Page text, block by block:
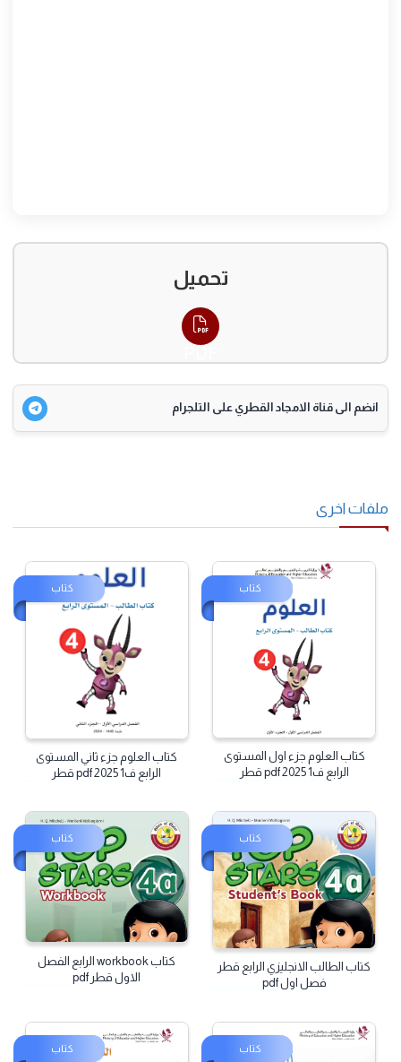
تحميل
PDF
اخرى
كتاب
كتاب العلوم جزء اول المستوى
الرابع ف1 2025 pdf قطر
كتاب
كتاب العلوم جزء ثاني المستوى
الرابع ف1 2025 pdf قطر
كتاب
كتاب الطالب الانجليزي الرابع قطر
كتاب workbook الرابع الفصل
الاول قطر pdf